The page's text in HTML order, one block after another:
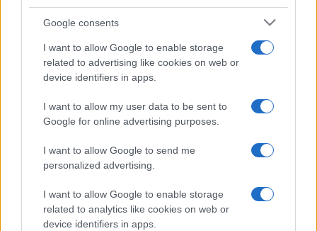
Google consents
I want to allow Google to enable storage
related to advertising like cookies on web or
device identifiers in apps.
I want to allow my user data to be sent to
Google for online advertising purposes.
I want to allow Google to send me
personalized advertising.
I want to allow Google to enable storage
related to analytics like cookies on web or
device identifiers in apps.
verses regény, illetve A Nibelung-lakópark drámatetralógiája,
és a Petőfi Irodalmi Múzeum középkorú íróknak alapított
ösztöndíját is róla nevezték el.
EZEN A NAPON TÖRTÉNT
Október 13-án történt
1893-ban ezen a napon kezdődött meg Budapesten a
közcélú villamosenergia-szolgáltatás. A történelmi
helyezték üzembe az első villamosenergia-fejlesztő telepet,
majd 1888-ban Mátészalkán indult meg az áramszolgáltatás